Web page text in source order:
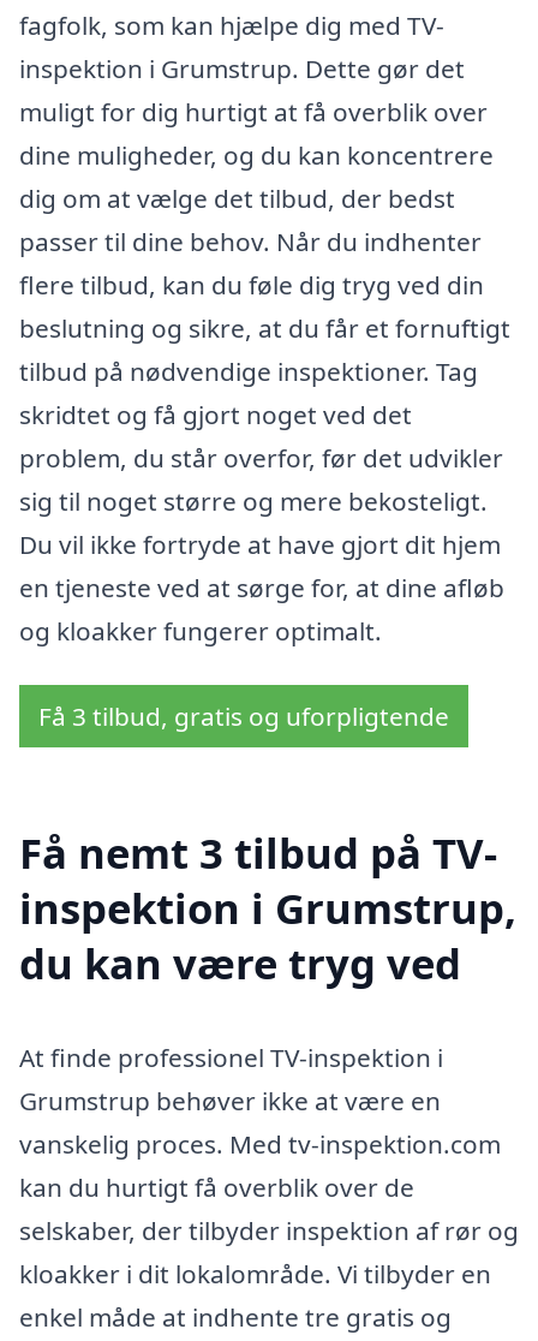
fagfolk, som kan hjælpe dig med TV-
inspektion i Grumstrup. Dette gør det
muligt for dig hurtigt at få overblik over
dine muligheder, og du kan koncentrere
dig om at vælge det tilbud, der bedst
passer til dine behov. Når du indhenter
flere tilbud, kan du føle dig tryg ved din
beslutning og sikre, at du får et fornuftigt
tilbud på nødvendige inspektioner. Tag
skridtet og få gjort noget ved det
problem, du står overfor, før det udvikler
sig til noget større og mere bekosteligt.
Du vil ikke fortryde at have gjort dit hjem
en tjeneste ved at sørge for, at dine afløb
og kloakker fungerer optimalt.
Få 3 tilbud, gratis og uforpligtende
Få nemt 3 tilbud på TV-
inspektion i Grumstrup,
du kan være tryg ved
At finde professionel TV-inspektion i
Grumstrup behøver ikke at være en
vanskelig proces. Med tv-inspektion.com
kan du hurtigt få overblik over de
selskaber, der tilbyder inspektion af rør og
kloakker i dit lokalområde. Vi tilbyder en
enkel måde at indhente tre gratis og